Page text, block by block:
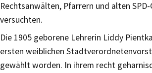
Rechtsanwälten, Pfarrern und alten SPD-
versuchten.
Die 1905 geborene Lehrerin Liddy
ersten weiblichen
gewählt worden. In ihrem recht